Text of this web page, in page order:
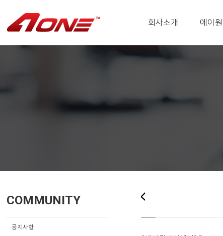
회사소개 에이원
COMMUNITY
공지사항